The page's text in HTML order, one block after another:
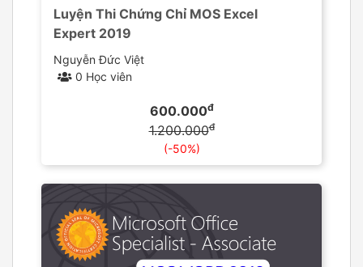
Luyện Thi Chứng Chỉ MOS Excel
Expert 2019
Nguyễn Đức Việt
0 Học viên
600.000đ
1.200.000đ
(-50%)